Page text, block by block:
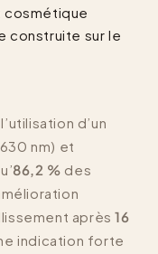
construite sur le
, l’utilisation d’un
nm) et
86,2 % des
après16
indication forte